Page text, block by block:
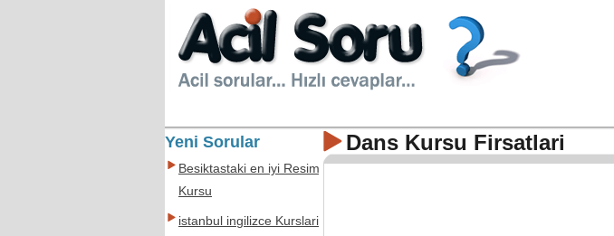
Dans Kursu Firsatlari
Yeni Sorular
Besiktastaki en iyi Resim
Kursu
istanbul ingilizce Kurslari